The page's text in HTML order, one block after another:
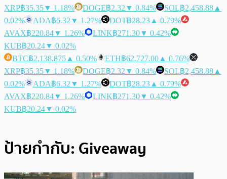
XRP฿35.35▼ 1.18% DOGE฿2.32 ▼ 0.84% SOL฿2,458.88 ▲
0.02%
ADA฿6.32 ▼ 1.27% DOT฿28.23 ▲ 0.79%
AVAX฿220.84▼ 1.26% LINK฿271.30▼ 0.42%
KUB฿20.24▼ 0.02%
BTC฿2,138,875 ▲ 0.50% ETH฿62,727.00 ▲ 0.76%
XRP฿35.35▼ 1.18% DOGE฿2.32 ▼ 0.84% SOL฿2,458.88 ▲
0.02%
ADA฿6.32 ▼ 1.27% DOT฿28.23 ▲ 0.79%
AVAX฿220.84▼ 1.26% LINK฿271.30▼ 0.42%
KUB฿20.24▼ 0.02%
ป้ายกำกับ: Giveaway